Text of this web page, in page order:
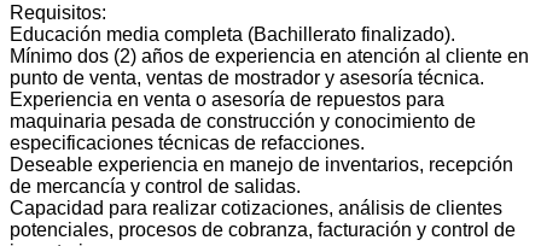
Requisitos:
Educación media completa (Bachillerato finalizado).
Mínimo dos (2) años de experiencia en atención al cliente en
punto de venta, ventas de mostrador y asesoría técnica.
Experiencia en venta o asesoría de repuestos para
maquinaria pesada de construcción y conocimiento de
especificaciones técnicas de refacciones.
Deseable experiencia en manejo de inventarios, recepción
de mercancía y control de salidas.
Capacidad para realizar cotizaciones, análisis de clientes
potenciales, procesos de cobranza, facturación y control de